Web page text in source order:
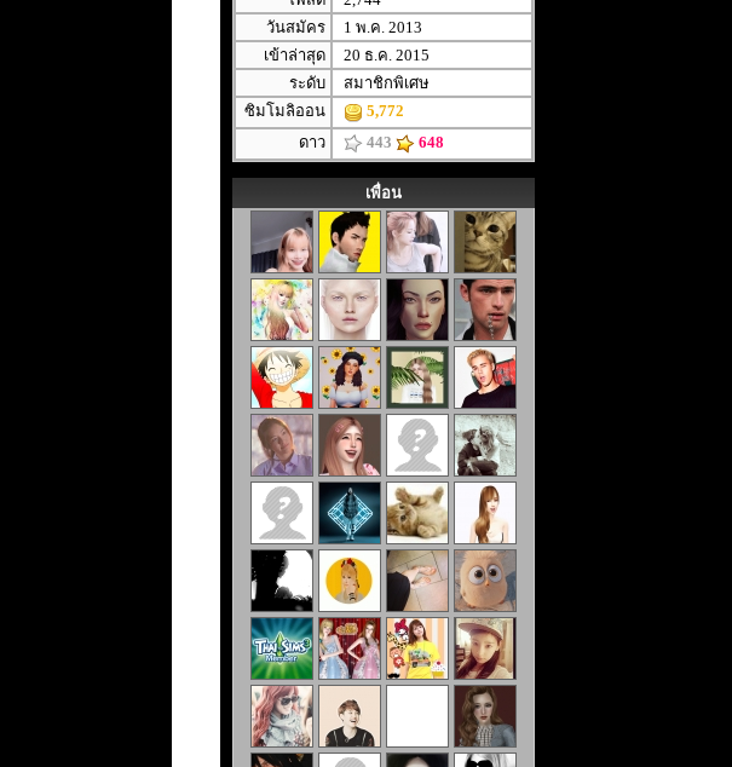
วันสมัคร
1 พ.ค. 2013
เข้าล่าสุด
20 ธ.ค. 2015
ระดับ
สมาชิกพิเศษ
ซิมโมลิออน
5,772
ดาว
443 648
เพื่อน